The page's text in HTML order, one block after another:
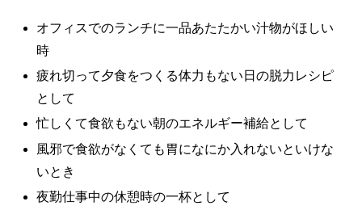
オフィスでのランチに一品あたたかい汁物がほしい
時
疲れ切って夕食をつくる体力もない日の脱力レシピ
として
忙しくて食欲もない朝のエネルギー補給として
風邪で食欲がなくても胃になにか入れないといけな
いとき
夜勤仕事中の休憩時の一杯として